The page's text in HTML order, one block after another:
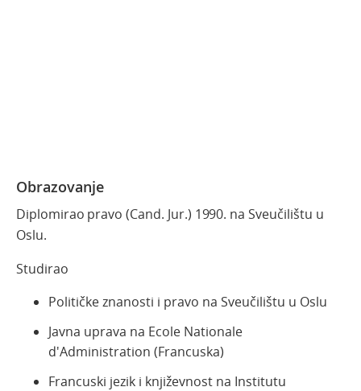
Obrazovanje
Diplomirao pravo (Cand. Jur.) 1990. na Sveučilištu u
Oslu.
Studirao
Političke znanosti i pravo na Sveučilištu u Oslu
Javna uprava na Ecole Nationale
d'Administration (Francuska)
Francuski jezik i književnost na Institutu